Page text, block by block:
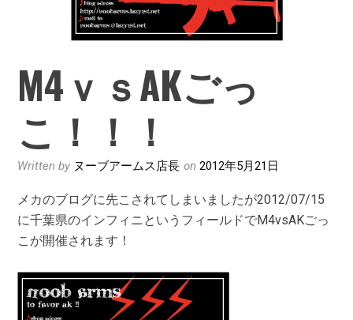
M4ｖｓAKごっ
こ！！！
Written by ヌーブアームス店長 on2012年5月21日
メカのブログに先こされてしまいましたが2012/07/15
に千葉県のインフィニというフィールドでM4vsAKごっ
こが開催されます！